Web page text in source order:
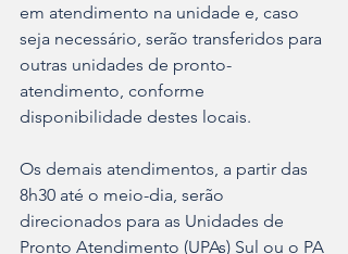
em atendimento na unidade e, caso
seja necessário, serão transferidos para
outras unidades de pronto-
atendimento, conforme
disponibilidade destes locais.
Os demais atendimentos, a partir das
8h30 até o meio-dia, serão
direcionados para as Unidades de
Pronto Atendimento (UPAs) Sul ou o PA